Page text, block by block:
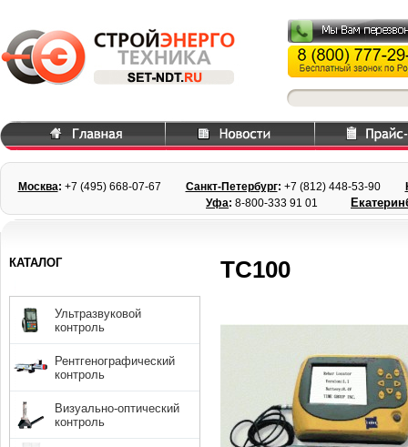
Москва: +7 (495) 668-07-67 Санкт-Петербург: +7 (812) 448-53-90
Уфа: 8-800-333 91 01
TC100
КАТАЛОГ
Ультразвуковой
контроль
Рентгенографический
контроль
Визуально-оптический
контроль